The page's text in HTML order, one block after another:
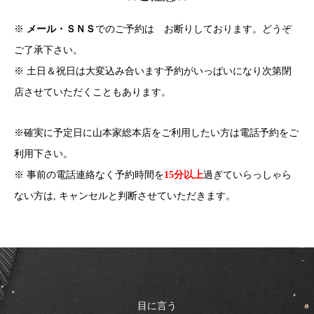
※ メール・ＳＮＳ でのご予約は お断りしております。どうぞ
ご了承下さい。
※ 土日＆祝日は大変込み合います予約がいっぱいになり次第閉
店させていただくこともあります。
※確実に予定日に山本家総本店をご利用したい方は電話予約をご
利用下さい。
※ 事前の電話連絡なく予約時間を15分以上過ぎていらっしゃら
ない方は, キャンセルと判断させていただきます。
目に言う